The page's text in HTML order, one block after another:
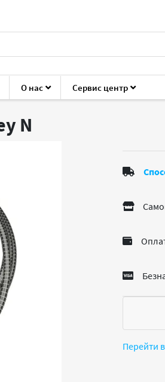
О нас Сервис центр
и ПК Кабели, переходники
N
Перейти